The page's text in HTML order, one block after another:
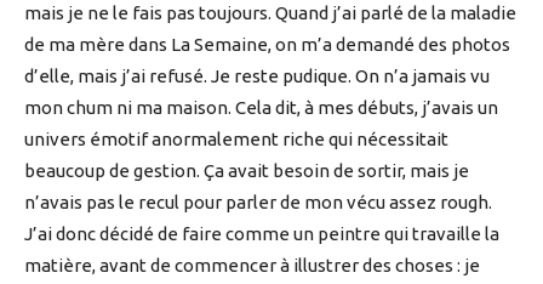
mais je ne le fais pas toujours. Quand j’ai parlé de la maladie
de ma mère dans La Semaine, on m’a demandé des photos
d’elle, mais j’ai refusé. Je reste pudique. On n’a jamais vu
mon chum ni ma maison. Cela dit, à mes débuts, j’avais un
univers émotif anormalement riche qui nécessitait
beaucoup de gestion. Ça avait besoin de sortir, mais je
n’avais pas le recul pour parler de mon vécu assez rough.
J’ai donc décidé de faire comme un peintre qui travaille la
matière, avant de commencer à illustrer des choses : je